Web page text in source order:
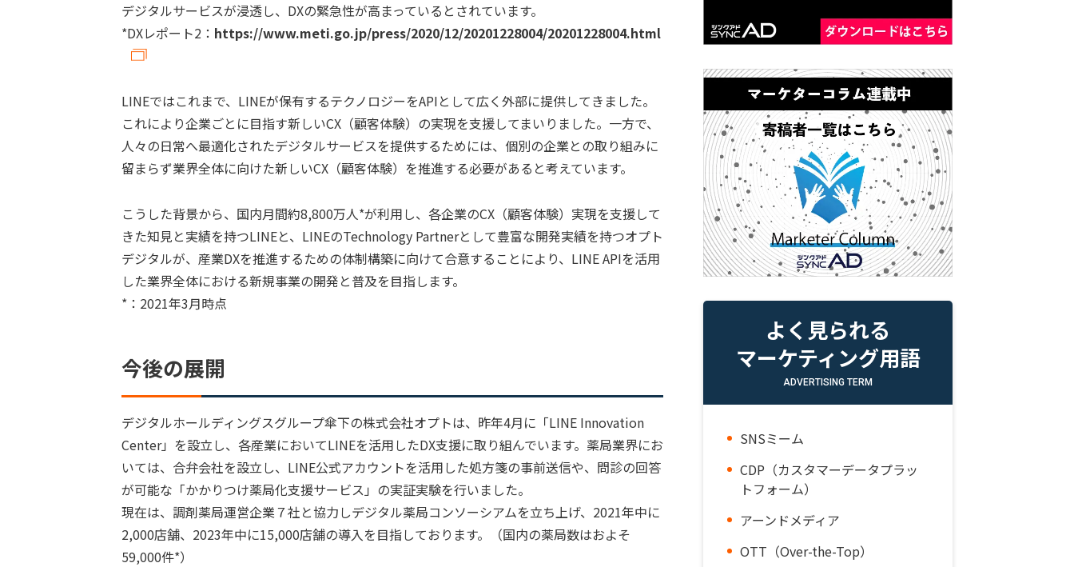
デジタルサービスが浸透し、DXの緊急性が高まっているとされています。
*DXレポート2： https://www.meti.go.jp/press/2020/12/20201228004/20201228004.html
LINEではこれまで、LINEが保有するテクノロジーをAPIとして広く外部に提供してきました。
これにより企業ごとに目指す新しいCX（顧客体験）の実現を支援してまいりました。一方で、
人々の日常へ最適化されたデジタルサービスを提供するためには、個別の企業との取り組みに
留まらず業界全体に向けた新しいCX（顧客体験）を推進する必要があると考えています。
こうした背景から、国内月間約8,800万人*が利用し、各企業のCX（顧客体験）実現を支援して
きた知見と実績を持つLINEと、LINEのTechnology Partnerとして豊富な開発実績を持つオプト
デジタルが、産業DXを推進するための体制構築に向けて合意することにより、LINE APIを活用
した業界全体における新規事業の開発と普及を目指します。
*：2021年3月時点
今後の展開
デジタルホールディングスグループ傘下の株式会社オプトは、昨年4月に「LINE Innovation
Center」を設立し、各産業においてLINEを活用したDX支援に取り組んでいます。薬局業界にお
いては、合弁会社を設立し、LINE公式アカウントを活用した処方箋の事前送信や、問診の回答
が可能な「かかりつけ薬局化支援サービス」の実証実験を行いました。
現在は、調剤薬局運営企業７社と協力しデジタル薬局コンソーシアムを立ち上げ、2021年中に
2,000店舗、2023年中に15,000店舗の導入を目指しております。（国内の薬局数はおよそ
59,000件*）
よく見られる
マーケティング用語
ADVERTISING TERM
SNSミーム
CDP（カスタマーデータプラッ
トフォーム）
アーンドメディア
OTT（Over-the-Top）